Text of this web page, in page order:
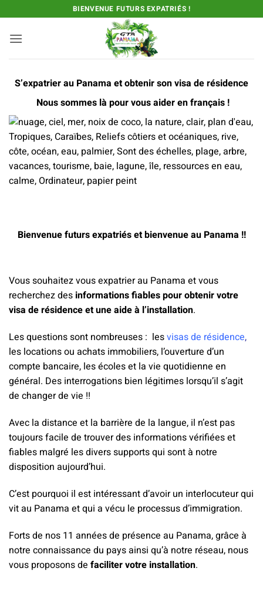
au
contenu
BIENVENUE FUTURS EXPATRIÉS !
S’expatrier au Panama et obtenir son visa de résidence
Nous sommes là pour vous aider en français !
Bienvenue futurs expatriés et bienvenue au Panama !!
Vous souhaitez vous expatrier au Panama et vous
recherchez des informations fiables pour obtenir votre
visa de résidence et une aide à l’installation.
Les questions sont nombreuses : lesvisas de résidence,
les locations ou achats immobiliers, l’ouverture d’un
compte bancaire, les écoles et la vie quotidienne en
général. Des interrogations bien légitimes lorsqu’il s’agit
de changer de vie !!
Avec la distance et la barrière de la langue, il n’est pas
toujours facile de trouver des informations vérifiées et
fiables malgré les divers supports qui sont à notre
disposition aujourd’hui.
C’est pourquoi il est intéressant d’avoir un interlocuteur qui
vit au Panama et qui a vécu le processus d’immigration.
Forts de nos 11 années de présence au Panama, grâce à
notre connaissance du pays ainsi qu’à notre réseau, nous
vous proposons de faciliter votre installation.